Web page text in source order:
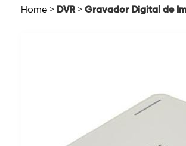
Home > DVR > Gravador Digital de